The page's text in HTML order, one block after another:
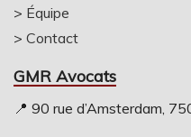
> Équipe
> Contact
GMR Avocats
📍 90 rue d’Amsterdam,